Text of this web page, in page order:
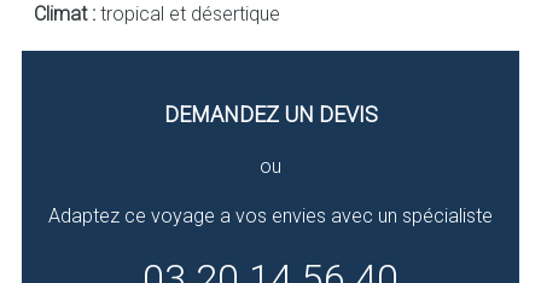
Climat : tropical et désertique
DEMANDEZ UN DEVIS
ou
Adaptez ce voyage a vos envies avec un spécialiste